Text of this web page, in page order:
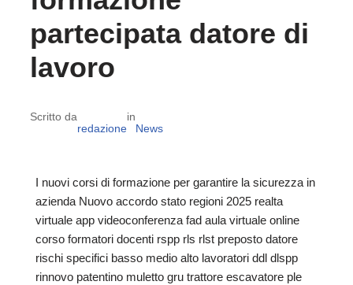
partecipata datore di
lavoro
Scritto da
redazione
in
News
I nuovi corsi di formazione per garantire la sicurezza in
azienda Nuovo accordo stato regioni 2025 realta
virtuale app videoconferenza fad aula virtuale online
corso formatori docenti rspp rls rlst preposto datore
rischi specifici basso medio alto lavoratori ddl dlspp
rinnovo patentino muletto gru trattore escavatore ple